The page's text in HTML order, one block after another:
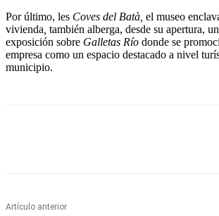
Por último, les Coves del Batà, el museo
vivienda también alberga, desde su apertura,
exposición sobre Galletas Río donde se
empresa como un espacio destacado a nivel
municipio.
Artículo anterior